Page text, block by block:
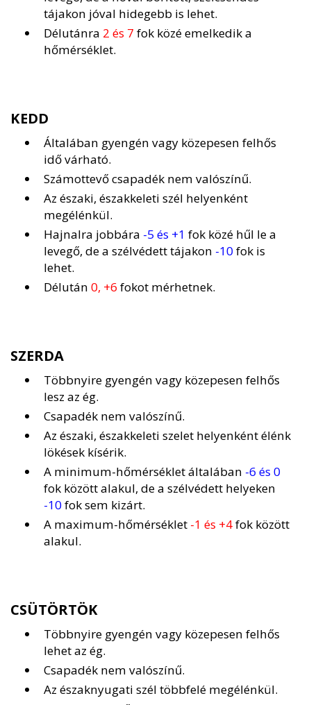
tájakon jóval hidegebb is lehet.
Délutánra 2 és 7 fok közé emelkedik a
hőmérséklet.
KEDD
Általában gyengén vagy közepesen felhős
idő várható.
Számottevő csapadék nem valószínű.
Az északi, északkeleti szél helyenként
megélénkül.
Hajnalra jobbára -5 és +1 fok közé hűl le a
levegő, de a szélvédett tájakon -10fok is
lehet.
Délután 0, +6 fokot mérhetnek.
SZERDA
Többnyire gyengén vagy közepesen felhős
lesz az ég.
Csapadék nem valószínű.
Az északi, északkeleti szelet helyenként élénk
lökések kísérik.
A minimum-hőmérséklet általában -6 és 0
fok között alakul, de a szélvédett helyeken
-10fok sem kizárt.
A maximum-hőmérséklet -1 és +4fok között
alakul.
CSÜTÖRTÖK
Többnyire gyengén vagy közepesen felhős
lehet az ég.
Csapadék nem valószínű.
Az északnyugati szél többfelé megélénkül.